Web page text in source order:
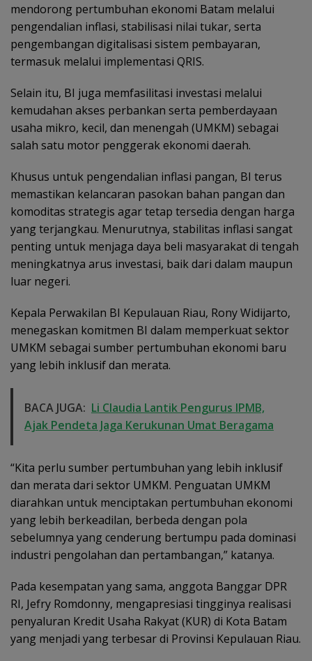
mendorong pertumbuhan ekonomi Batam melalui
pengendalian inflasi, stabilisasi nilai tukar, serta
pengembangan digitalisasi sistem pembayaran,
termasuk melalui implementasi QRIS.
Selain itu, BI juga memfasilitasi investasi melalui
kemudahan akses perbankan serta pemberdayaan
usaha mikro, kecil, dan menengah (UMKM) sebagai
salah satu motor penggerak ekonomi daerah.
Khusus untuk pengendalian inflasi pangan, BI terus
memastikan kelancaran pasokan bahan pangan dan
komoditas strategis agar tetap tersedia dengan harga
yang terjangkau. Menurutnya, stabilitas inflasi sangat
penting untuk menjaga daya beli masyarakat di tengah
meningkatnya arus investasi, baik dari dalam maupun
luar negeri.
Kepala Perwakilan BI Kepulauan Riau, Rony Widijarto,
menegaskan komitmen BI dalam memperkuat sektor
UMKM sebagai sumber pertumbuhan ekonomi baru
yang lebih inklusif dan merata.
BACA JUGA: Li Claudia Lantik Pengurus IPMB,
Ajak Pendeta Jaga Kerukunan Umat Beragama
“Kita perlu sumber pertumbuhan yang lebih inklusif
dan merata dari sektor UMKM. Penguatan UMKM
diarahkan untuk menciptakan pertumbuhan ekonomi
yang lebih berkeadilan, berbeda dengan pola
sebelumnya yang cenderung bertumpu pada dominasi
industri pengolahan dan pertambangan,” katanya.
Pada kesempatan yang sama, anggota Banggar DPR
RI, Jefry Romdonny, mengapresiasi tingginya realisasi
penyaluran Kredit Usaha Rakyat (KUR) di Kota Batam
yang menjadi yang terbesar di Provinsi Kepulauan Riau.